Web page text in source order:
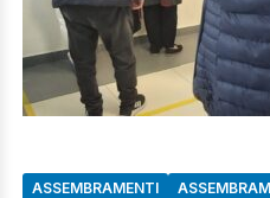
ASSEMBRAMENTI